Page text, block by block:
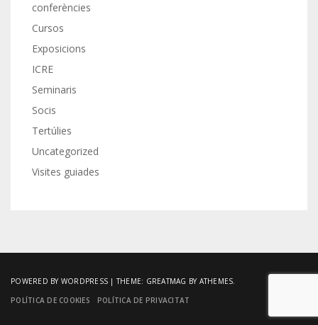
conferències
Cursos
Exposicions
ICRE
Seminaris
Socis
Tertúlies
Uncategorized
Visites guiades
POWERED BY WORDPRESS |THEME: GREATMAG BY ATHEMES.
POLÍTICA DE COOKIES
POLÍTICA DE PRIVACITAT